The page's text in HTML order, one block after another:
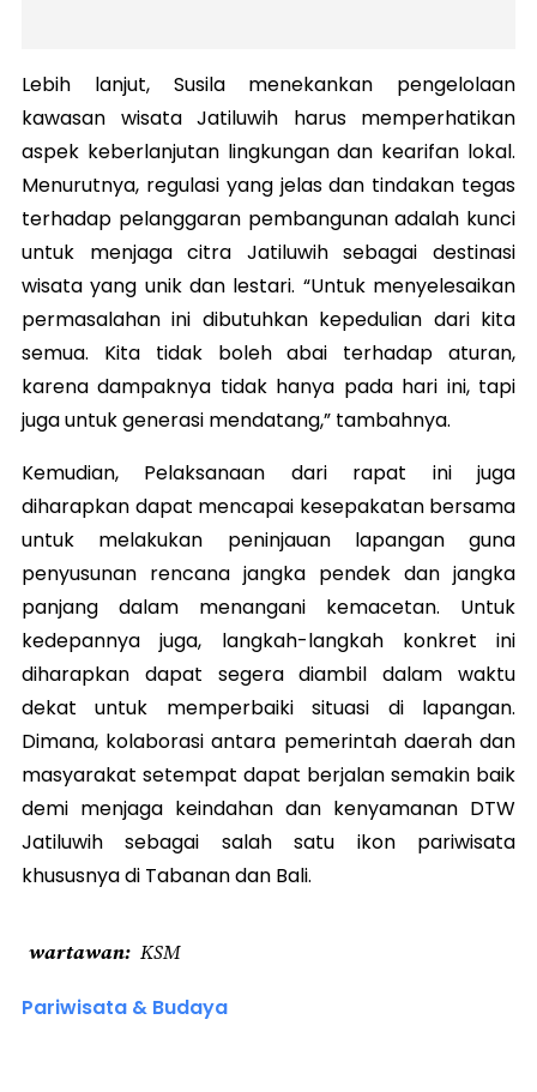
Lebih lanjut, Susila menekankan pengelolaan
kawasan wisata Jatiluwih harus memperhatikan
aspek keberlanjutan lingkungan dan kearifan lokal.
Menurutnya, regulasi yang jelas dan tindakan tegas
terhadap pelanggaran pembangunan adalah kunci
untuk menjaga citra Jatiluwih sebagai destinasi
wisata yang unik dan lestari. “Untuk menyelesaikan
permasalahan ini dibutuhkan kepedulian dari kita
semua. Kita tidak boleh abai terhadap aturan,
karena dampaknya tidak hanya pada hari ini, tapi
juga untuk generasi mendatang,” tambahnya.
Kemudian, Pelaksanaan dari rapat ini juga
diharapkan dapat mencapai kesepakatan bersama
untuk melakukan peninjauan lapangan guna
penyusunan rencana jangka pendek dan jangka
panjang dalam menangani kemacetan. Untuk
kedepannya juga, langkah-langkah konkret ini
diharapkan dapat segera diambil dalam waktu
dekat untuk memperbaiki situasi di lapangan.
Dimana, kolaborasi antara pemerintah daerah dan
masyarakat setempat dapat berjalan semakin baik
demi menjaga keindahan dan kenyamanan DTW
Jatiluwih sebagai salah satu ikon pariwisata
khususnya di Tabanan dan Bali.
wartawan KSM
Pariwisata & Budaya